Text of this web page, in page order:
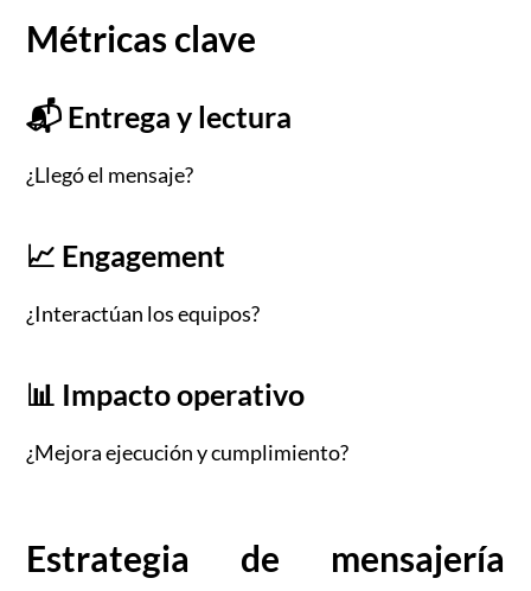
Métricas clave
📬 Entrega y lectura
¿Llegó el mensaje?
📈 Engagement
¿Interactúan los equipos?
📊 Impacto operativo
¿Mejora ejecución y cumplimiento?
Estrategia de mensajería